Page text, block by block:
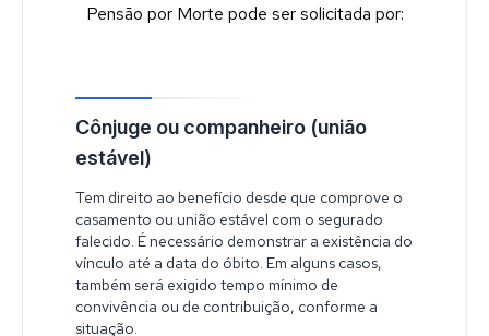
Pensão por Morte pode ser solicitada por:
Cônjuge ou companheiro (união
estável)
Tem direito ao benefício desde que comprove o
casamento ou união estável com o segurado
falecido. É necessário demonstrar a existência do
vínculo até a data do óbito. Em alguns casos,
também será exigido tempo mínimo de
convivência ou de contribuição, conforme a
situação.